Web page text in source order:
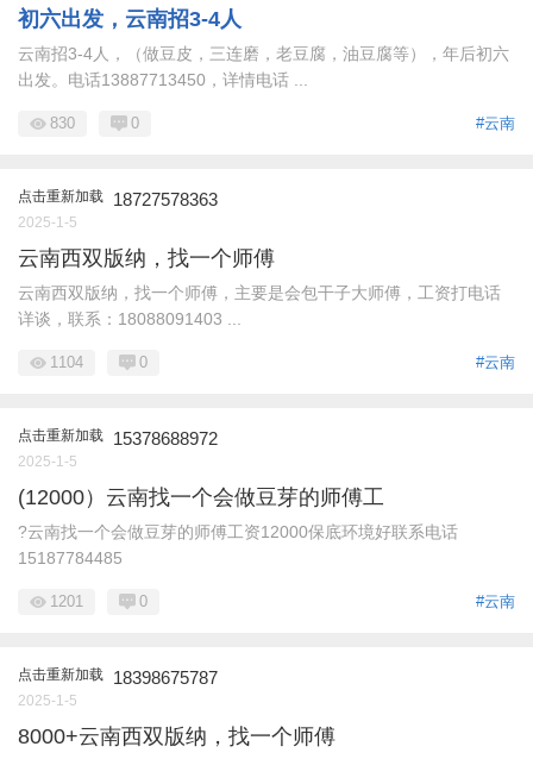
初六出发，云南招3-4人
云南招3-4人，（做豆皮，三连磨，老豆腐，油豆腐等），年后初六
出发。电话13887713450，详情电话 ...
#云南
830 0
点击重新加载 18727578363
2025-1-5
云南西双版纳，找一个师傅
云南西双版纳，找一个师傅，主要是会包干子大师傅，工资打电话
详谈，联系：18088091403 ...
#云南
1104 0
点击重新加载 15378688972
2025-1-5
(12000）云南找一个会做豆芽的师傅工
?云南找一个会做豆芽的师傅工资12000保底环境好联系电话
15187784485
#云南
1201 0
点击重新加载 18398675787
2025-1-5
8000+云南西双版纳，找一个师傅